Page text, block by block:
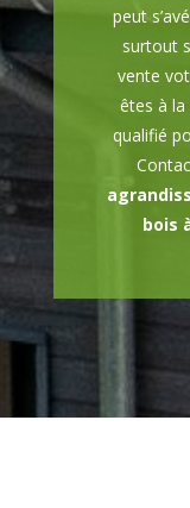
peut
surtout
vente
êtes à la
qualifié
bois